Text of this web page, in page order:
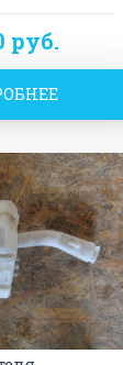
руб.